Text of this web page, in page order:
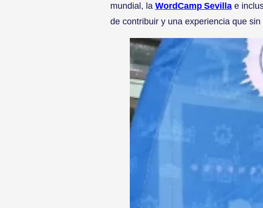
mundial, la WordCamp Sevillae
de contribuir y una experiencia que